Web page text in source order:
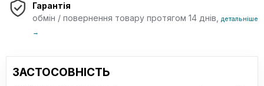
Гарантія
обмін / повернення товару протягом 14 днів,
детальніше
→
ЗАСТОСОВНІСТЬ